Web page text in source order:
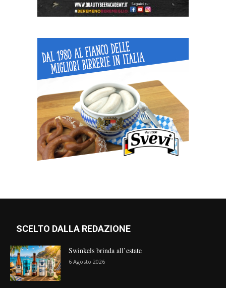
SCELTO DALLA REDAZIONE
Swinkels brinda all’estate
6 Agosto 2026